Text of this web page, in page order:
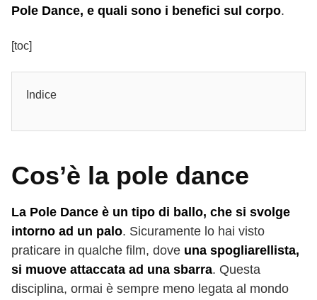
Pole Dance, e quali sono i benefici sul corpo.
[toc]
Indice
Cos’è la pole dance
La Pole Dance è un tipo di ballo, che si svolge
intorno ad un palo. Sicuramente lo hai visto
praticare in qualche film, dove una spogliarellista,
si muove attaccata ad una sbarra. Questa
disciplina, ormai è sempre meno legata al mondo